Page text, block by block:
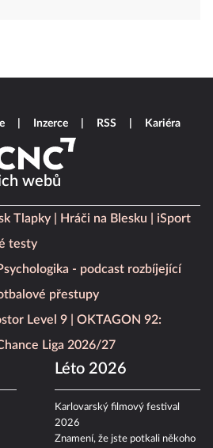
webů
Tlapky Hráči na Blesku
iSport
testy
- podcast rozbíjející
přestupy
Level 9
OKTAGON 92:
Liga 2026/27
Léto 2026
Karlovarský filmový festival
2026
Znamení, že jste potkali někoho
Inzerce RSS Kariéra